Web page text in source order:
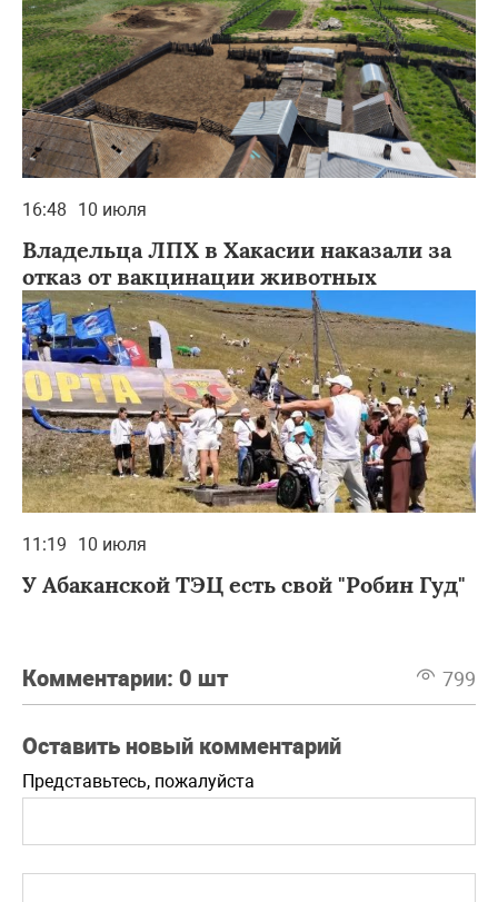
16:48 10 июля
Владельца ЛПХ в Хакасии наказали за
отказ от вакцинации животных
11:19 10 июля
У Абаканской ТЭЦ есть свой "Робин Гуд"
Комментарии: 0 шт 799
Оставить новый комментарий
Представьтесь, пожалуйста